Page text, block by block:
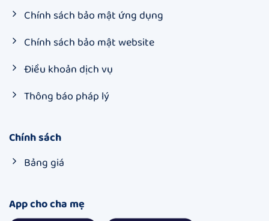
Chính sách bảo mật ứng dụng
Chính sách bảo mật website
Điều khoản dịch vụ
Thông báo pháp lý
Chính sách
Bảng giá
App cho cha mẹ